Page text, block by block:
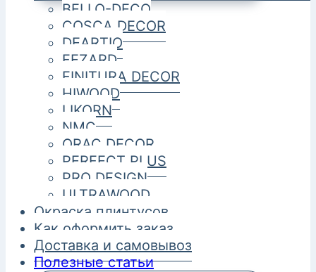
BELLO-DECO
COSCA DECOR
DEARTIO
FEZARD
FINITURA DECOR
HIWOOD
LIKORN
NMC
ORAC DECOR
PERFECT PLUS
PRO DESIGN
ULTRAWOOD
Окраска плинтусов
Как оформить заказ
Доставка и самовывоз
Полезные статьи